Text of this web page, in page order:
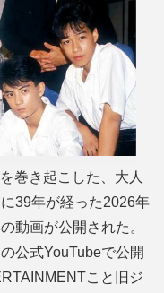
巻き起こした、大人
39年が経った2026年
動画が公開された。
公式YouTubeで公開
こと旧ジ